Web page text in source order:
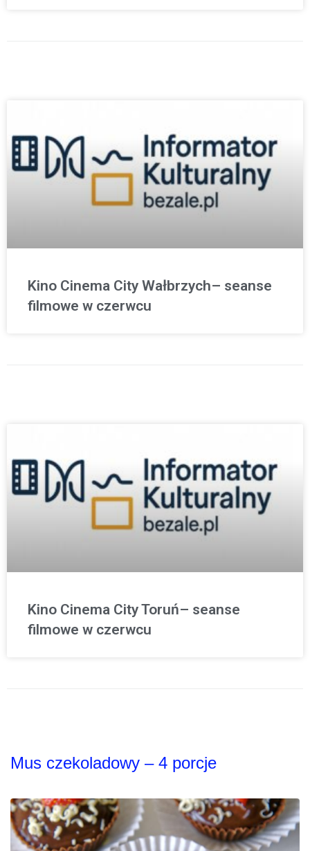
Kino Cinema City Wałbrzych– seanse
filmowe w czerwcu
Kino Cinema City Toruń– seanse
filmowe w czerwcu
Mus czekoladowy – 4 porcje